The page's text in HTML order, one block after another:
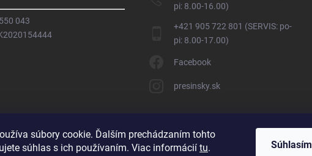
súbory cookie. Ďalším prechádzaním tohto
súhlas s ich používaním. Viac informácií tu. Súhlasím
043
pi: 8.00-16.00)
+421 905 722 801 (SERVIS: po-
pi: 8.00-17.00)
Facebook
presinsky.sk